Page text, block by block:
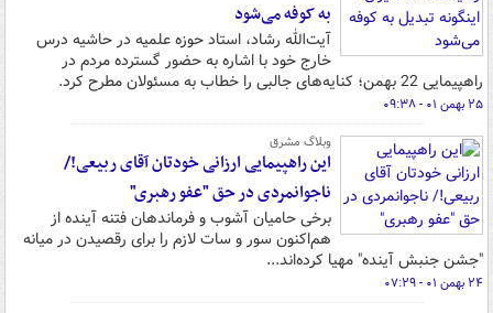
به کوفه می‌شود
آیت‌الله رشاد، استاد حوزه علمیه در حاشیه درس
خارج خود با اشاره به حضور گسترده مردم در
راهپیمایی 22 بهمن؛ کنایه‌های جالبی را خطاب به مسئولان مطرح کرد.
۲۵ بهمن ۰۱ - ۰۹:۳۸
وبلاگ مشرق
این راهپیمایی ارزانی خودتان آقای ربیعی!/
ناجوانمردی در حق "عفو رهبری"
برخی حامیان آشوب و فرماندهان فتنه آینده از
هم‌اکنون سور و سات لازم را برای رقصیدن در میانه
"جشن جنبش آینده" مهیا کرده‌اند...
۲۴ بهمن ۰۱ - ۰۷:۲۹